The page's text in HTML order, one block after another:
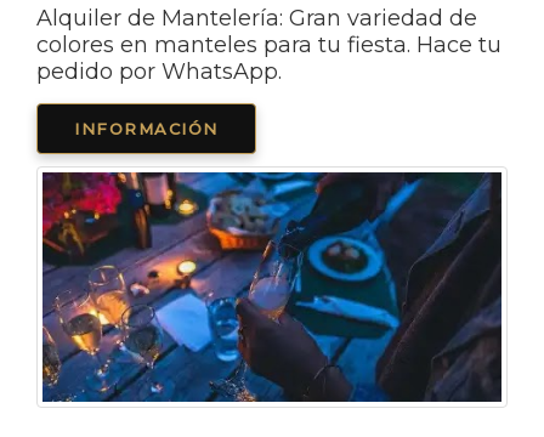
Alquiler de Mantelería: Gran variedad de
colores en manteles para tu fiesta. Hace tu
pedido por WhatsApp.
INFORMACIÓN